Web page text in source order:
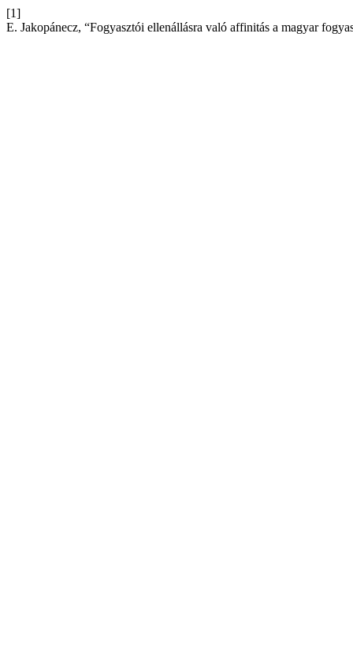
[1]
E. Jakopánecz, “Fogyasztói ellenállásra való affinitás a magyar